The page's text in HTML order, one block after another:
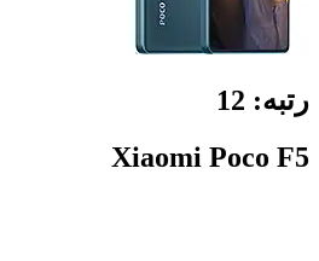
رتبه: 12
Xiaomi Poco F5